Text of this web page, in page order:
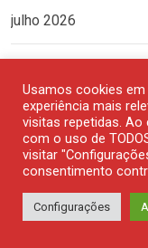
julho 2026
maio 2026
abril 2026
março 2026
Usamos cookies
experiência mais
visitas repetidas. Ao
com o uso de
visitar
consentimento
Configurações